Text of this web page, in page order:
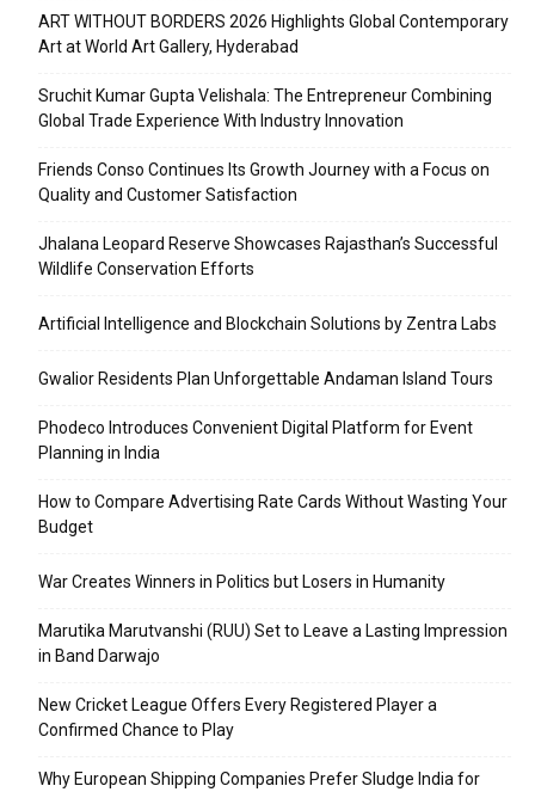
ART WITHOUT BORDERS 2026 Highlights Global Contemporary
Art at World Art Gallery, Hyderabad
Sruchit Kumar Gupta Velishala: The Entrepreneur Combining
Global Trade Experience With Industry Innovation
Friends Conso Continues Its Growth Journey with a Focus on
Quality and Customer Satisfaction
Jhalana Leopard Reserve Showcases Rajasthan’s Successful
Wildlife Conservation Efforts
Artificial Intelligence and Blockchain Solutions by Zentra Labs
Gwalior Residents Plan Unforgettable Andaman Island Tours
Phodeco Introduces Convenient Digital Platform for Event
Planning in India
How to Compare Advertising Rate Cards Without Wasting Your
Budget
War Creates Winners in Politics but Losers in Humanity
Marutika Marutvanshi (RUU) Set to Leave a Lasting Impression
in Band Darwajo
New Cricket League Offers Every Registered Player a
Confirmed Chance to Play
Why European Shipping Companies Prefer Sludge India for